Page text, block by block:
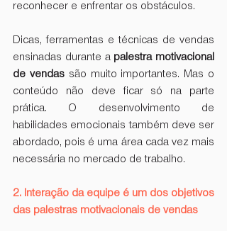
reconhecer e enfrentar os obstáculos.
Dicas, ferramentas e técnicas de vendas
ensinadas durante a palestra motivacional
de vendas são muito importantes. Mas o
conteúdo não deve ficar só na parte
prática. O desenvolvimento de
habilidades emocionais também deve ser
abordado, pois é uma área cada vez mais
necessária no mercado de trabalho.
2. Interação da equipe é um dos objetivos
das palestras motivacionais de vendas